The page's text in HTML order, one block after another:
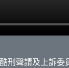
刑聲請及上訴